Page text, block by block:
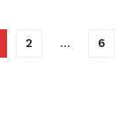
2 … 6